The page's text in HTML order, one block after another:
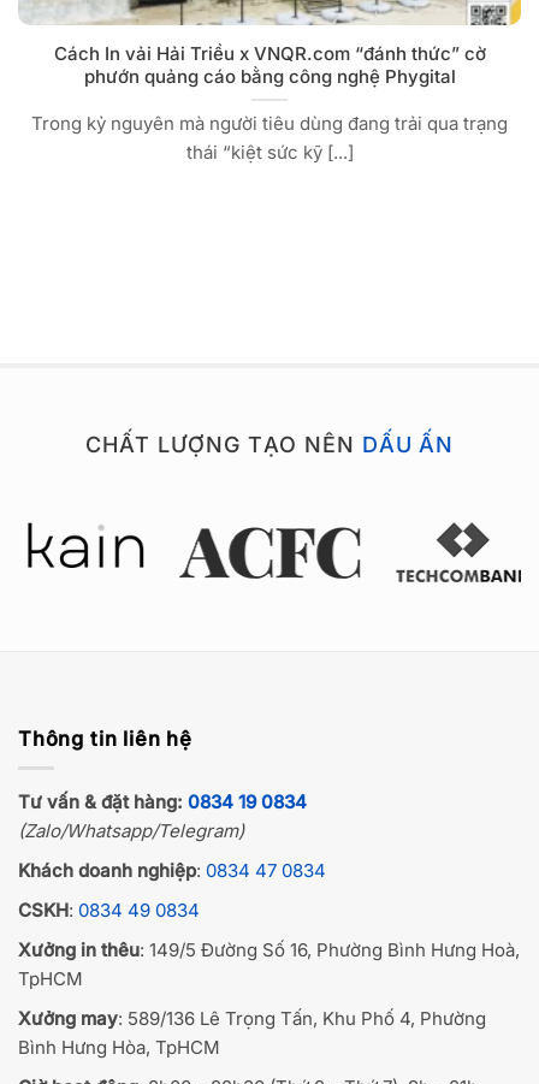
Cách In vải Hải Triều x VNQR.com “đánh thức” cờ
phướn quảng cáo bằng công nghệ Phygital
Trong kỷ nguyên mà người tiêu dùng đang trải qua trạng
thái “kiệt sức kỹ [...]
CHẤT LƯỢNG TẠO NÊN DẤU ẤN
Thông tin liên hệ
Tư vấn & đặt hàng: 0834 19 0834
(Zalo/Whatsapp/Telegram)
Khách doanh nghiệp: 0834 47 0834
CSKH: 0834 49 0834
Xưởng in thêu: 149/5 Đường Số 16, Phường Bình Hưng Hoà,
TpHCM
Xưởng may: 589/136 Lê Trọng Tấn, Khu Phố 4, Phường
Bình Hưng Hòa, TpHCM